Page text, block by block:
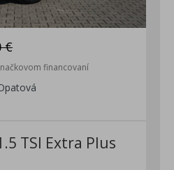
€
financovaní
TSI Extra Plus